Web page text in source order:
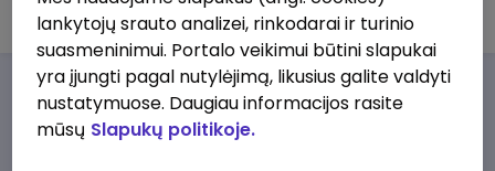
Darbo pasiūlymaiApie musPrivalumai
lankytojų srauto analizei, rinkodarai ir turinio
suasmeninimui. Portalo veikimui būtini slapukai
yra įjungti pagal nutylėjimą, likusius galite valdyti
nustatymuose. Daugiau informacijos rasite
mūsų Slapukų politikoje.